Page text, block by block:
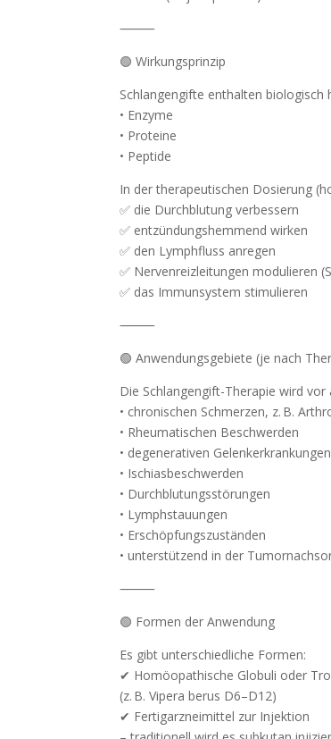
⸻
🟢 Wirkungsprinzip
Schlangengifte enthalten biologisch
• Enzyme
• Proteine
• Peptide
In der therapeutischen Dosierung
✅ die Durchblutung verbessern
✅ entzündungshemmend wirken
✅ den Lymphfluss anregen
✅ Nervenreizleitungen modulieren
✅ das Immunsystem stimulieren
⸻
🟢 Anwendungsgebiete (je nach
Die Schlangengift-Therapie wird
• chronischen Schmerzen, z. B.
• Rheumatischen Beschwerden
• degenerativen Gelenkerkrankungen
• Ischiasbeschwerden
• Durchblutungsstörungen
• Lymphstauungen
• Erschöpfungszuständen
• unterstützend in der
⸻
🟢 Formen der Anwendung
Es gibt unterschiedliche Formen:
✔ Homöopathische Globuli oder
(z. B. Vipera berus D6–D12)
✔ Fertigarzneimittel zur Injektion